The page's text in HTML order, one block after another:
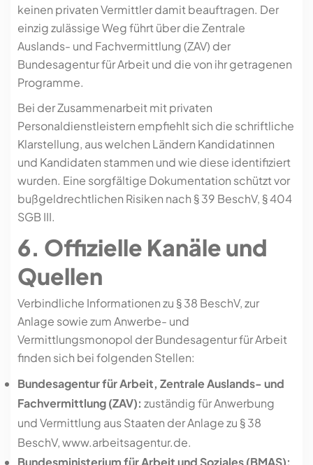
keinen privaten Vermittler damit beauftragen. Der
einzig zulässige Weg führt über die Zentrale
Auslands- und Fachvermittlung (ZAV) der
Bundesagentur für Arbeit und die von ihr getragenen
Programme.
Bei der Zusammenarbeit mit privaten
Personaldienstleistern empfiehlt sich die schriftliche
Klarstellung, aus welchen Ländern Kandidatinnen
und Kandidaten stammen und wie diese identifiziert
wurden. Eine sorgfältige Dokumentation schützt vor
bußgeldrechtlichen Risiken nach § 39 BeschV, § 404
SGB III.
6. Offizielle Kanäle und
Quellen
Verbindliche Informationen zu § 38 BeschV, zur
Anlage sowie zum Anwerbe- und
Vermittlungsmonopol der Bundesagentur für Arbeit
finden sich bei folgenden Stellen:
Bundesagentur für Arbeit, Zentrale Auslands- und
Fachvermittlung (ZAV): zuständig für Anwerbung
und Vermittlung aus Staaten der Anlage zu § 38
BeschV, www.arbeitsagentur.de.
Bundesministerium für Arbeit und Soziales (BMAS):